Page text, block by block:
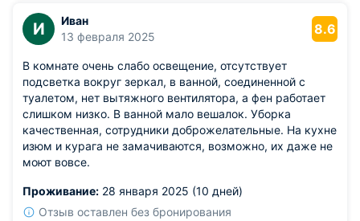
скачками.
И
Иван
13 февраля 2025
8.6
В комнате очень слабо освещение, отсутствует
подсветка вокруг зеркал, в ванной, соединенной с
туалетом, нет вытяжного вентилятора, а фен работает
слишком низко. В ванной мало вешалок. Уборка
качественная, сотрудники доброжелательные. На кухне
изюм и курага не замачиваются, возможно, их даже не
моют вовсе.
Проживание: 28 января 2025 (10 дней)
Отзыв оставлен без бронирования